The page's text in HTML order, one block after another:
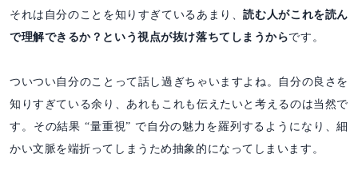
それは自分のことを知りすぎているあまり、読む人がこれを読ん
で理解できるか？という視点が抜け落ちてしまうからです。
ついつい自分のことって話し過ぎちゃいますよね。自分の良さを
知りすぎている余り、あれもこれも伝えたいと考えるのは当然で
す。その結果 “量重視” で自分の魅力を羅列するようになり、細
かい文脈を端折ってしまうため抽象的になってしまいます。